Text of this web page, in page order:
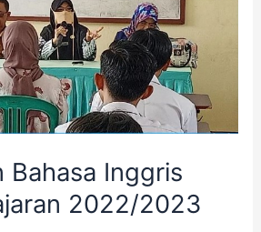
Bahasa Inggris
2022/2023